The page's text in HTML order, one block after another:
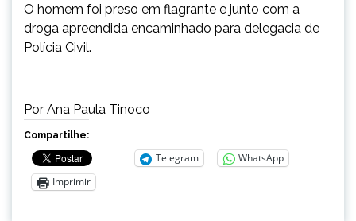
O homem foi preso em flagrante e junto com a
droga apreendida encaminhado para delegacia de
Polícia Civil.
Por Ana Paula Tinoco
Compartilhe:
Telegram
WhatsApp
Imprimir